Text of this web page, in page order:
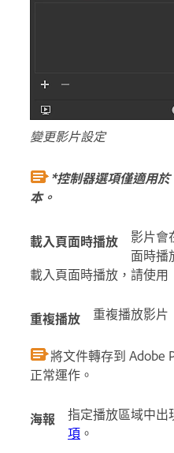
變更影片設定
*控制器選項僅適用
本。
載入頁面時播放
影片會
面時播
載入頁面時播放，請使用
重複播放 重複播放影片
將文件轉存到 Adobe
正常運作。
海報 指定播放區域中出
項 。